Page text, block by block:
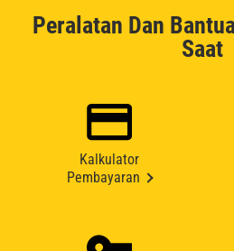
Peralatan Dan
Saat
Kalkulator
Pembayaran